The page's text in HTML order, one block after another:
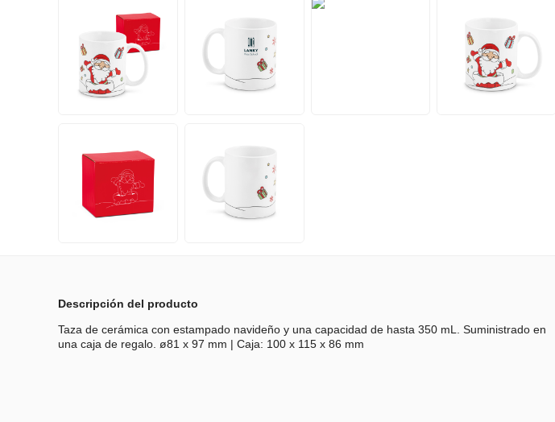
Descripción del producto
Taza de cerámica con estampado navideño y una capacidad de hasta 350 mL. Suministrado en
una caja de regalo. ø81 x 97 mm | Caja: 100 x 115 x 86 mm